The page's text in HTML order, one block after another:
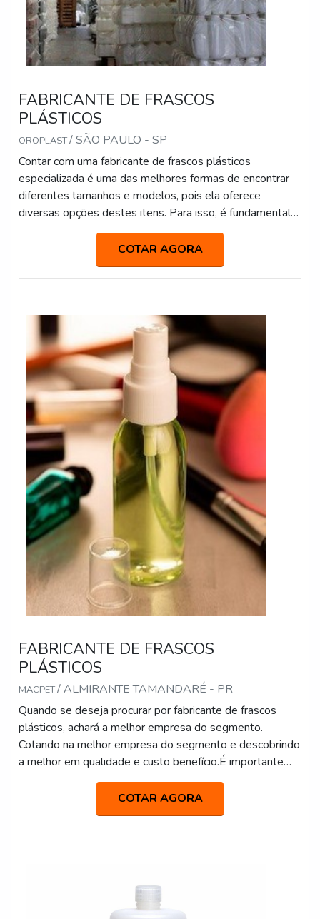
FABRICANTE DE FRASCOS
PLÁSTICOS
OROPLAST/ SÃO PAULO - SP
Contar com uma fabricante de frascos plásticos
especializada é uma das melhores formas de encontrar
diferentes tamanhos e modelos, pois ela oferece
diversas opções destes itens. Para isso, é fundamental
que eles sejam produzidos com material de alta
qualidade, tendo em vista que são utilizados para
transporte e armazenamento de produtos, garantindo
que substâncias sejam acondicionadas da maneira
destacadas algumas observações que devem ser leva
COTAR AGORA
FABRICANTE DE FRASCOS
PLÁSTICOS
MACPET/ ALMIRANTE TAMANDARÉ - PR
Quando se deseja procurar por fabricante de frascos
plásticos, achará a melhor empresa do segmento.
Cotando na melhor empresa do segmento e descobrindo
a melhor em qualidade e custo benefício.É importante
lembrar que o produto deve sempre ser adquirido com
empresas especializadas no segmento. Esse tipo de
cuidado ajuda a garantir a qualidade e durabilidade dos
materiais, além de evitar prejuízos com substituições
COTAR AGORA